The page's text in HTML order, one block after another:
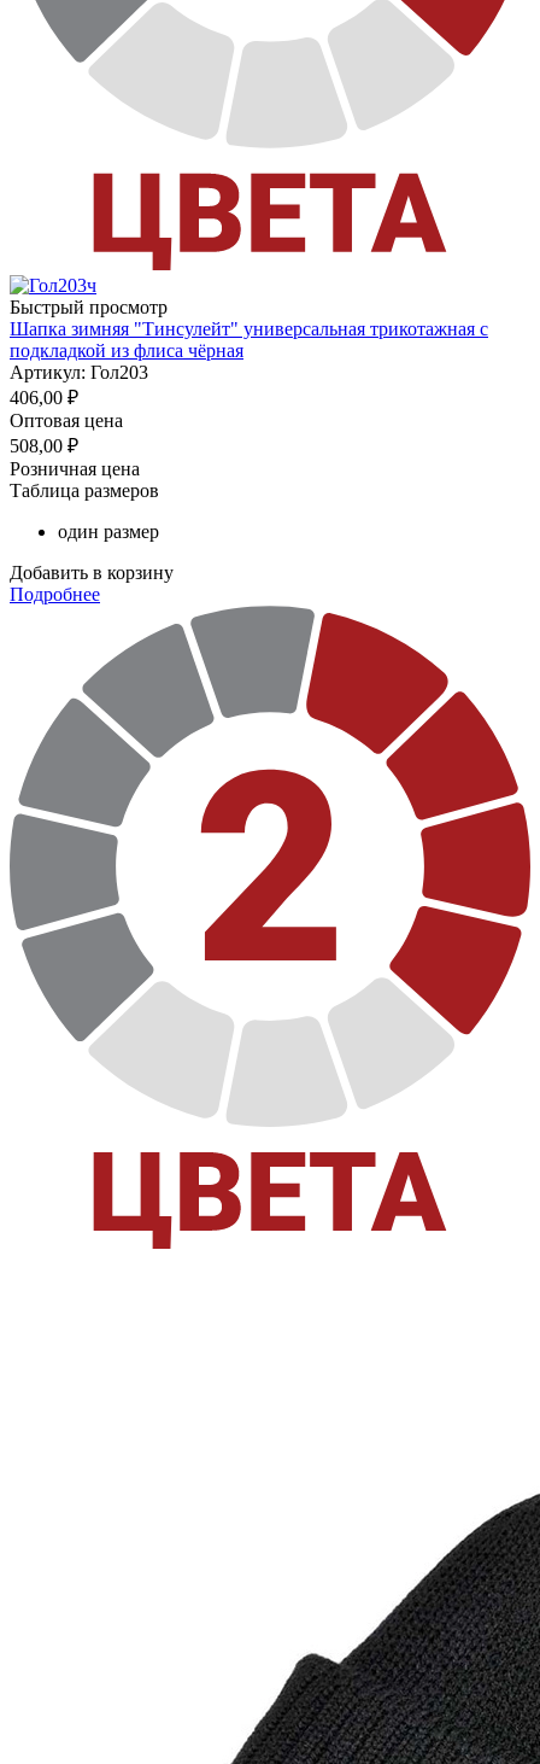
Быстрый просмотр
Шапка зимняя "Тинсулейт" универсальная трикотажная с
подкладкой из флиса чёрная
Артикул: Гол203
406,00 ₽
Оптовая цена
508,00 ₽
Розничная цена
Таблица размеров
один размер
Добавить в корзину
Подробнее